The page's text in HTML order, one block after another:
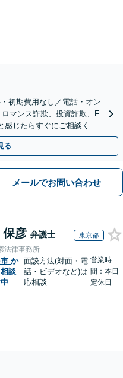
初期費用なし／電話・オン
マンス詐欺、投資詐欺、F
感じたらすぐにご相談くだ
る
メールでお問い合わせ
保彦 弁護士 東京都
法律事務所
か
談
面談方法(対面・電
話・ビデオなど)は
応相談
営業時
間：本日
定休日